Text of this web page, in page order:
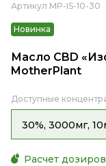
Артикул MP-IS-10-30
Новинка
Масло CBD
MotherPlant
Доступные
30%, 3000мг,
Расчет